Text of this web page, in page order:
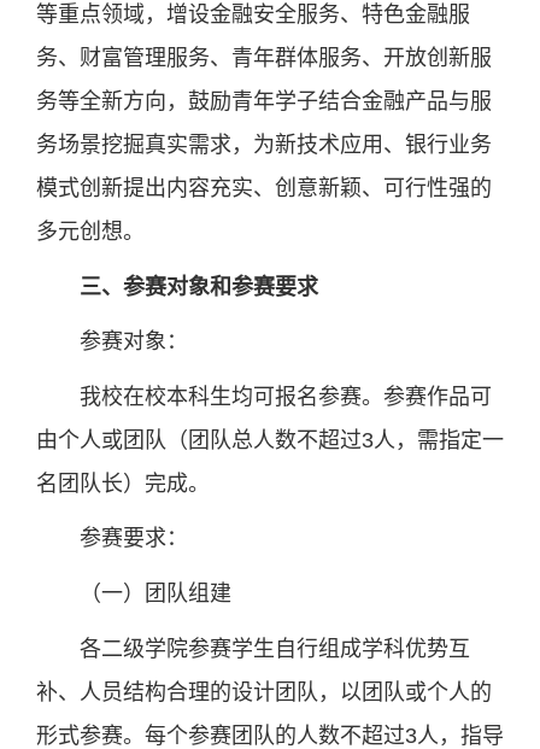
等重点领域，增设金融安全服务、特色金融服
务、财富管理服务、青年群体服务、开放创新服
务等全新方向，鼓励青年学子结合金融产品与服
务场景挖掘真实需求，为新技术应用、银行业务
模式创新提出内容充实、创意新颖、可行性强的
多元创想。
三、参赛对象和参赛要求
参赛对象：
我校在校本科生均可报名参赛。参赛作品可
由个人或团队（团队总人数不超过3人，需指定一
名团队长）完成。
参赛要求：
（一）团队组建
各二级学院参赛学生自行组成学科优势互
补、人员结构合理的设计团队，以团队或个人的
形式参赛。每个参赛团队的人数不超过3人，指导